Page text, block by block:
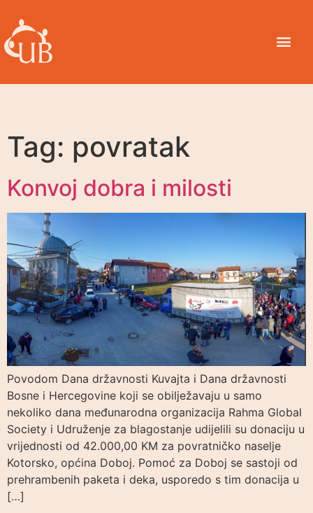
Tag: povratak
Konvoj dobra i milosti
Povodom Dana državnosti Kuvajta i Dana državnosti
Bosne i Hercegovine koji se obilježavaju u samo
nekoliko dana međunarodna organizacija Rahma Global
Society i Udruženje za blagostanje udijelili su donaciju u
vrijednosti od 42.000,00 KM za povratničko naselje
Kotorsko, općina Doboj. Pomoć za Doboj se sastoji od
prehrambenih paketa i deka, usporedo s tim donacija u
[…]